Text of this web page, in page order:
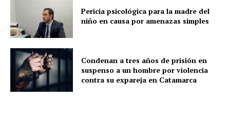
Pericia psicológica para la madre del
niño en causa por amenazas simples
Condenan a tres años de prisión en
suspenso a un hombre por violencia
contra su expareja en Catamarca